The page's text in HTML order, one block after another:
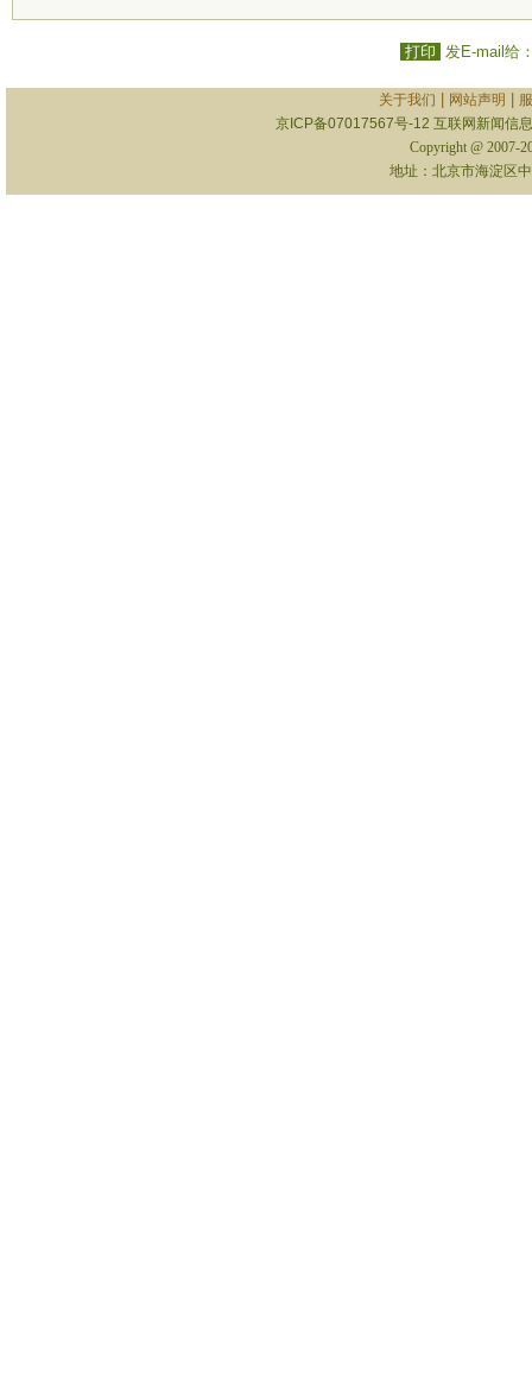
打印 发E-mail给
关于我们 网站声明
京ICP备07017567号-12 互联网新闻信
Copyright @ 2007-
地址：北京市海淀区